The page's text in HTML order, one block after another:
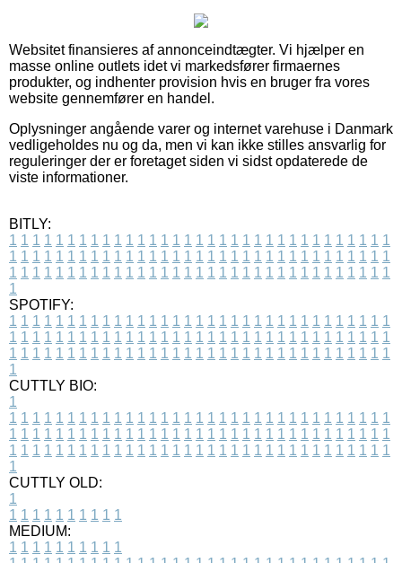
Websitet finansieres af annonceindtægter. Vi hjælper en
masse online outlets idet vi markedsfører firmaernes
produkter, og indhenter provision hvis en bruger fra vores
website gennemfører en handel.
Oplysninger angående varer og internet varehuse i Danmark
vedligeholdes nu og da, men vi kan ikke stilles ansvarlig for
reguleringer der er foretaget siden vi sidst opdaterede de
viste informationer.
BITLY:
1 1 1 1 1 1 1 1 1 1 1 1 1 1 1 1 1 1 1 1 1 1 1 1 1 1 1 1 1 1 1 1 1
1 1 1 1 1 1 1 1 1 1 1 1 1 1 1 1 1 1 1 1 1 1 1 1 1 1 1 1 1 1 1 1 1
1 1 1 1 1 1 1 1 1 1 1 1 1 1 1 1 1 1 1 1 1 1 1 1 1 1 1 1 1 1 1 1 1
1
SPOTIFY:
1 1 1 1 1 1 1 1 1 1 1 1 1 1 1 1 1 1 1 1 1 1 1 1 1 1 1 1 1 1 1 1 1
1 1 1 1 1 1 1 1 1 1 1 1 1 1 1 1 1 1 1 1 1 1 1 1 1 1 1 1 1 1 1 1 1
1 1 1 1 1 1 1 1 1 1 1 1 1 1 1 1 1 1 1 1 1 1 1 1 1 1 1 1 1 1 1 1 1
1
CUTTLY BIO:
1
1 1 1 1 1 1 1 1 1 1 1 1 1 1 1 1 1 1 1 1 1 1 1 1 1 1 1 1 1 1 1 1 1
1 1 1 1 1 1 1 1 1 1 1 1 1 1 1 1 1 1 1 1 1 1 1 1 1 1 1 1 1 1 1 1 1
1 1 1 1 1 1 1 1 1 1 1 1 1 1 1 1 1 1 1 1 1 1 1 1 1 1 1 1 1 1 1 1 1
1
CUTTLY OLD:
1
1 1 1 1 1 1 1 1 1 1
MEDIUM:
1 1 1 1 1 1 1 1 1 1